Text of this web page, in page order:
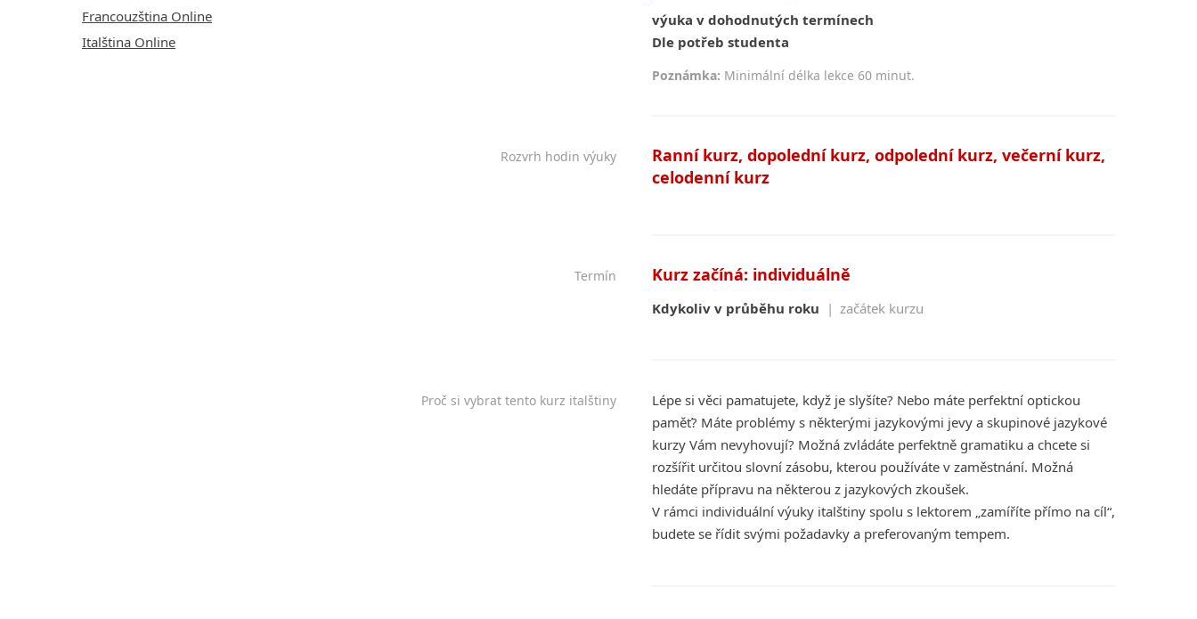
Francouzština Online
Italština Online
výuka v dohodnutých termínech
Dle potřeb studenta
Poznámka: Minimální délka lekce 60 minut.
Rozvrh hodin výuky
Ranní kurz, dopolední kurz, odpolední kurz, večerní kurz,
celodenní kurz
Termín Kurz začíná: individuálně
Kdykoliv v průběhu roku | začátek kurzu
Proč si vybrat tento kurz italštiny
Lépe si věci pamatujete, když je slyšíte? Nebo máte perfektní optickou
paměť? Máte problémy s některými jazykovými jevy a skupinové jazykové
kurzy Vám nevyhovují? Možná zvládáte perfektně gramatiku a chcete si
rozšířit určitou slovní zásobu, kterou používáte v zaměstnání. Možná
hledáte přípravu na některou z jazykových zkoušek.
V rámci individuální výuky italštiny spolu s lektorem „zamíříte přímo na cíl“,
budete se řídit svými požadavky a preferovaným tempem.